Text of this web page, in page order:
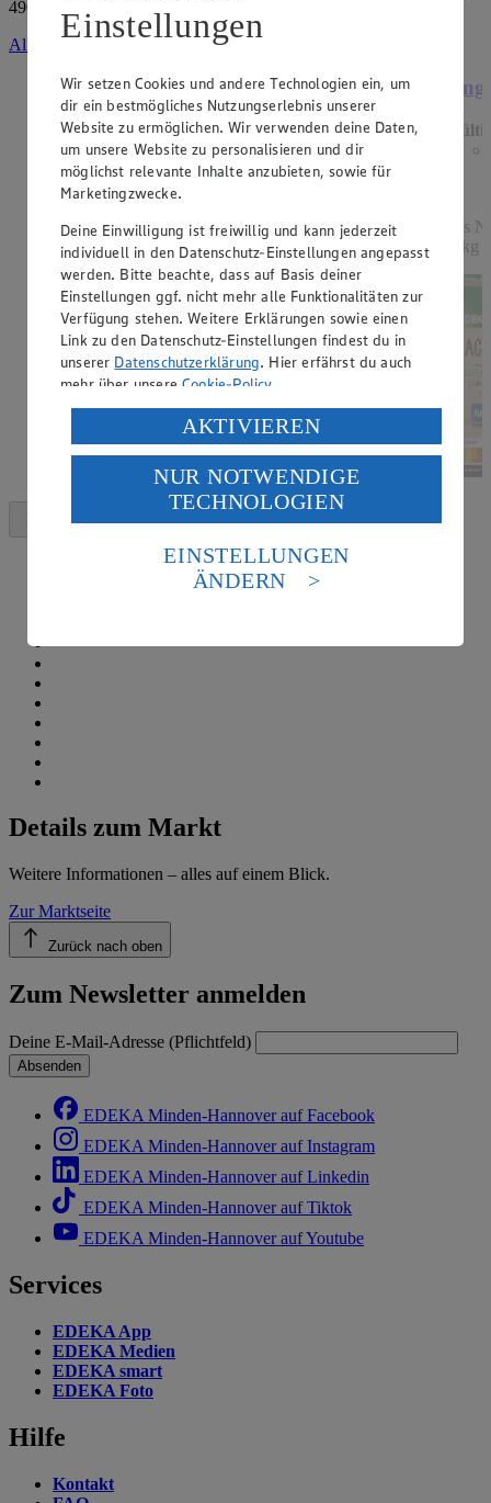
49080 Osnabrück
Alle Angebote ansehen
Angebot:Kühne Grill- und Würzsaucen
Gültig ab 15.08.2026
0.77 -54%
Rabattierter Preis von 0.77€ (Insgesamt -54%
Rabatt)
versch. Sorten, 250ml Flasche, (1l = 3,08)
aus
(1kg
Details zum Markt
Weitere Informationen – alles auf einem Blick.
Zur Marktseite
Zurück nach oben
Zum Newsletter anmelden
Deine E-Mail-Adresse (Pflichtfeld)
Absenden
EDEKA Minden-Hannover auf Facebook
EDEKA Minden-Hannover auf Instagram
EDEKA Minden-Hannover auf Linkedin
EDEKA Minden-Hannover auf Tiktok
EDEKA Minden-Hannover auf Youtube
Services
EDEKA App
EDEKA Medien
EDEKA smart
EDEKA Foto
Hilfe
Kontakt
Einstellungen
Wir setzen Cookies und andere Technologien ein, um
dir ein bestmögliches Nutzungserlebnis unserer
Website zu ermöglichen. Wir verwenden deine Daten,
um unsere Website zu personalisieren und dir
möglichst relevante Inhalte anzubieten, sowie für
Marketingzwecke.
Deine Einwilligung ist freiwillig und kann jederzeit
individuell in den Datenschutz-Einstellungen angepasst
werden. Bitte beachte, dass auf Basis deiner
Einstellungen ggf. nicht mehr alle Funktionalitäten zur
Verfügung stehen. Weitere Erklärungen sowie einen
Link zu den Datenschutz-Einstellungen findest du in
unserer Datenschutzerklärung. Hier erfährst du auch
mehr über unsereCookie-Policy.
Verarbeitung deiner personenbezogenen Daten in den
USA durch Facebook und YouTube:
Wenn du auf „Aktivieren“ klickst, willigst du im Sinne
des Art. 49 Abs. 1 Satz 1 lit. a) DSGVO ein, dass deine
Daten in den USA verarbeitet werden. Der EuGH sieht
die USA als Land mit einem nach europäischen
Standards nicht angemessenen Datenschutzniveau an.
Es besteht das Risiko eines Zugriffs durch US-
Informationen zum Herausgeber der Seite findest du
AKTIVIEREN
NUR NOTWENDIGE
TECHNOLOGIEN
EINSTELLUNGEN
ÄNDERN